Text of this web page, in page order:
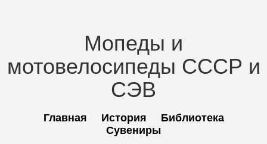
Мопеды и
мотовелосипеды СССР и
СЭВ
Главная История
Библиотека
Сувениры